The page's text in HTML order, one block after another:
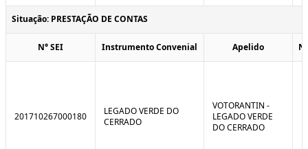
Situação: PRESTAÇÃO DE CONTAS
N° SEI Instrumento Convenial Apelido
201710267000180
LEGADO VERDE DO
CERRADO
VOTORANTIN -
LEGADO VERDE
DO CERRADO